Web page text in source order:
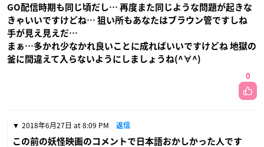
GO配信時期も同じ頃だし… 再度また同じような問題が起きな
きゃいいですけどね… 狙い所もあなたはブラウン管ですしね
手が見え見えだ…
まぁ…多かれ少なかれ良いことに成ればいいですけどね 地獄の
釜に間違えて入らないようにしましょうね(^∀^)
0
2018年6月27日 at 8:09 PM 返信
この前の妖怪映画のコメントで日本語おかしかった人です